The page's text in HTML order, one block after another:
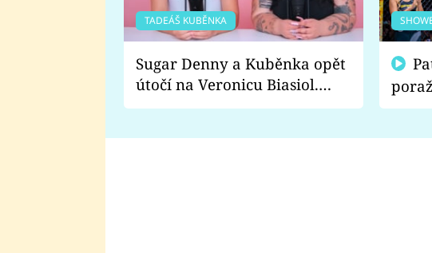
TADEÁŠ KUBĚNKA
Sugar Denny a Kuběnka opět
útočí na Veronicu Biasiol.
Proč je podle nich falešná a